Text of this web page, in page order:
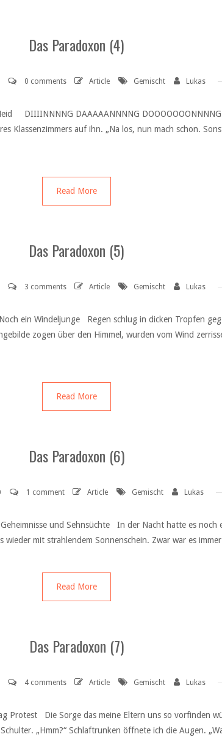
Das Paradoxon (4)
0 comments Article Gemischt Lukas
DIIIINNNNG DAAAAANNNNG
Klassenzimmers auf ihn. „Na los, nun mach schon.
Read More
Das Paradoxon (5)
3 comments Article Gemischt Lukas
ein Windeljunge Regen schlug in dicken Tropfen
zogen über den Himmel, wurden vom Wind
Read More
Das Paradoxon (6)
1 comment Article Gemischt Lukas
und Sehnsüchte In der Nacht hatte es noch
mit strahlendem Sonnenschein. Zwar war es
Read More
Das Paradoxon (7)
4 comments Article Gemischt Lukas
Protest Die Sorge das meine Eltern uns so vorfinden
„Hmm?“ Schlaftrunken öffnete ich die Augen.